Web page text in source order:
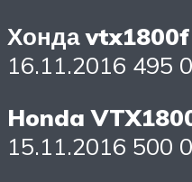
Хонда
16.11.2016 495
Honda
15.11.2016 500